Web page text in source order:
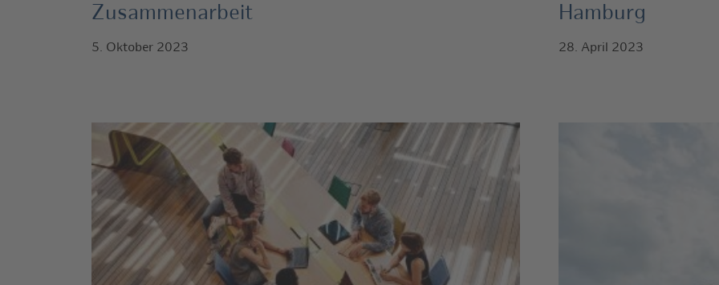
Zusammenarbeit
5. Oktober 2023
Hamburg
28. April 2023